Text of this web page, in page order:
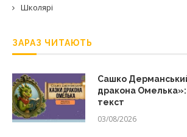
Школярі
ЗАРАЗ ЧИТАЮТЬ
Сашко
дракона Омелька»:
текст
03/08/2026